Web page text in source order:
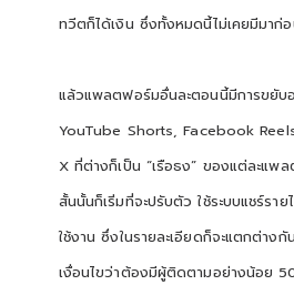
ทวีตก็ได้เงิน ซึ่งทั้งหมดนี้ไม่เคยมีมาก่
แล้วแพลตฟอร์มอื่นละตอนนี้มีการขยับอ
YouTube Shorts, Facebook
X ที่ต่างก็เป็น “เรือธง” ของแต่ละแพ
สั้นนั้นก็เริ่มที่จะปรับตัว ใช้ระบบแชร์รา
ใช้งาน ซึ่งในรายละเอียดก็จะแตกต่าง
เงื่อนไขว่าต้องมีผู้ติดตามอย่างน้อย